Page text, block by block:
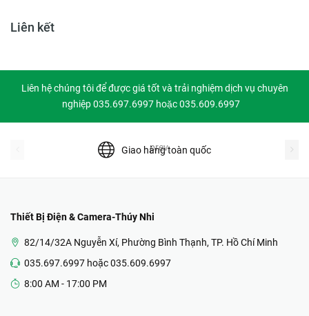
Liên kết
Liên hệ chúng tôi để được giá tốt và trải nghiệm dịch vụ chuyên
nghiệp 035.697.6997 hoặc 035.609.6997
Giao hàng toàn quốc
prev
Thiết Bị Điện & Camera-Thúy Nhi
82/14/32A Nguyễn Xí, Phường Bình Thạnh, TP. Hồ Chí Minh
035.697.6997 hoặc 035.609.6997
8:00 AM - 17:00 PM